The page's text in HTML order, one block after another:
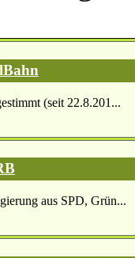
(seit 22.8.201...
aus SPD, Grün...